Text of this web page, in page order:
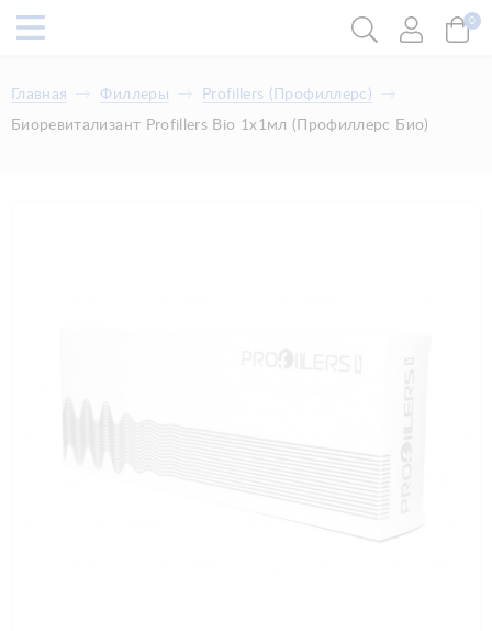
0
Главная Филлеры
​Profillers (Профиллерс)
Биоревитализант Profillers Bio 1x1мл (Профиллерс Био)